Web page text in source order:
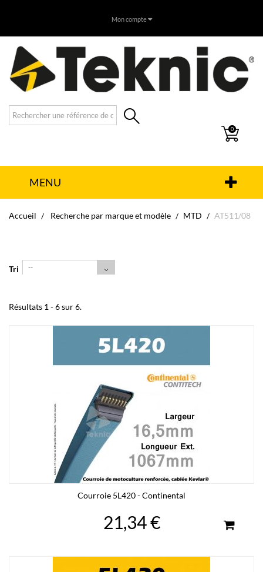
Mon compte
0
MENU
Accueil Recherche par marque et modèle MTD AT511/08
Tri --
Résultats 1 - 6 sur 6.
Courroie 5L420 - Continental
21,34 €